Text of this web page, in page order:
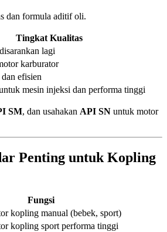
dan formula aditif oli.
Tingkat Kualitas
lagi
karburator
efisien
mesin injeksi dan performa tinggi
SM, dan usahakan API SN untuk motor
Penting untuk Kopling
Fungsi
kopling manual (bebek, sport)
kopling sport performa tinggi